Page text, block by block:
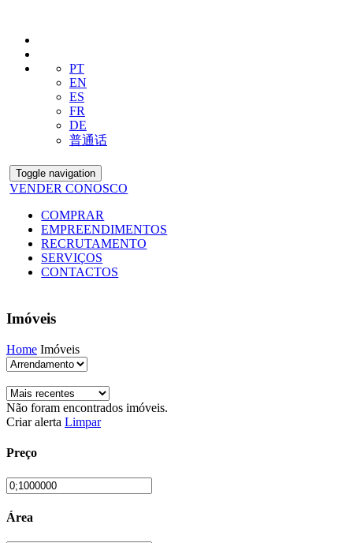
PT
EN
ES
FR
DE
普通话
Toggle navigation
VENDER CONOSCO
COMPRAR
EMPREENDIMENTOS
RECRUTAMENTO
SERVIÇOS
CONTACTOS
Imóveis
Home Imóveis
Não foram encontrados imóveis.
Criar alerta Limpar
Preço
Área